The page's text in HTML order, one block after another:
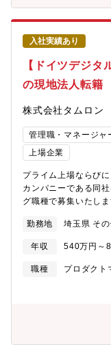
ケティングをリード
年間の日本での研修
スキルの習得だけで
資産の構築と、現地
となります。?【最
社のデジタルマーケ
き、 かつデータ
て「翻訳」して伝え
解・関係構築 1-3ヶ
海外営業部メンバー
・企業理念や製品知
ジタル基礎・型化 4-
得・現地（米・独）
の標準化（Google
提出Phase 3: 実務・
地スタッフとのオン
成率・現地マネージ
ている部門名およ
部長含め５名・上記
Manager で、 その
す。 ■同社について
上高884億75百万円
入社実績あり
【ドイツデジタ
の現地法人転籍
株式会社タムロン
管理職・マネージャ
上場企業
プライム上場ならび
カンパニーである同
グ職種で募集いたし
詳細条件は面接内で
タルマーケティング
岐にわたります・ド
制）において、自社
理、市場調査と解析
ます。・本社で１年
員として現地オフィ
グをリードする立場
勤務地 埼玉県 そ
年収 540万円～
職種
プロダクト